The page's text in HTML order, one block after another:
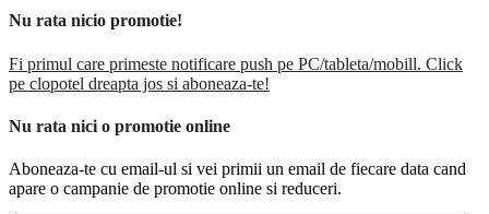
Nu rata nicio promotie!
Fi primul care primeste notificare push pe PC/tableta/mobill. Click
pe clopotel dreapta jos si aboneaza-te!
Nu rata nici o promotie online
Aboneaza-te cu email-ul si vei primii un email de fiecare data cand
apare o campanie de promotie online si reduceri.